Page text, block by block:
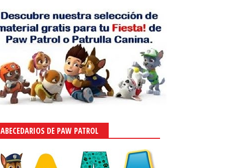
ABECEDARIOS DE PAW PATROL